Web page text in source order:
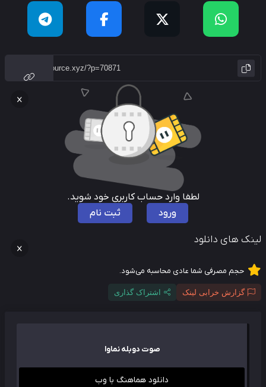
لطفا وارد حساب کاربری خود شوید.
ورود
ثبت نام
های دانلود
حجم مصرفی شما عادی محاسبه می‌شود.
گزارش خرابی لینک اشتراک گذاری
صوت دوبله نماوا
دانلود هماهنگ با وب